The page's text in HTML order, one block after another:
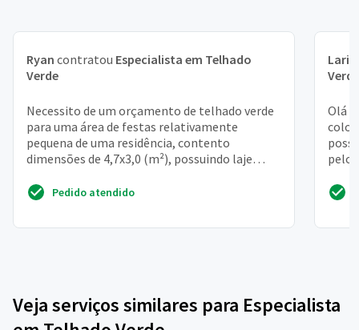
Ryan contratou Especialista em Telhado
Verde
Necessito de um orçamento de telhado verde
para uma área de festas relativamente
pequena de uma residência, contento
dimensões de 4,7x3,0 (m²), possuindo laje
Pedido atendido
Olá
pelo
Veja serviços similares para Especialista